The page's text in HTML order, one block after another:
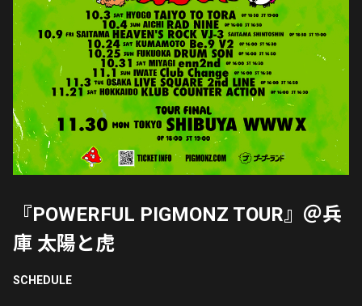
『POWERFUL PIGMONZ TOUR』＠兵
庫 太陽と虎
SCHEDULE